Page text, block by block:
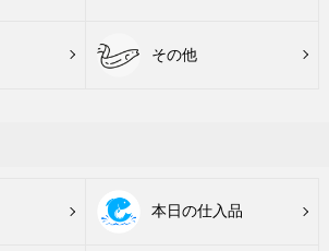
その他
本日の仕入品